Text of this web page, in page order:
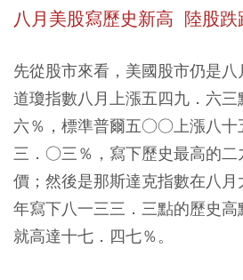
八月美股寫歷史新高 陸股跌
先從股市來看，美國股市仍是
道瓊指數八月上漲五四九．六
六％，標準普爾五○○上漲八十
三．○三％，寫下歷史最高的二
價；然後是那斯達克指數在八
年寫下八一三三．三點的歷史
就高達十七．四七％。